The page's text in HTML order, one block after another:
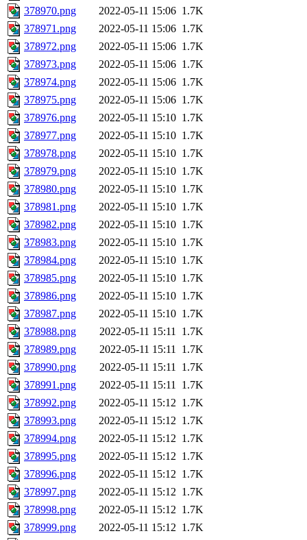
378970.png
2022-05-11 15:06 1.7K
378971.png
2022-05-11 15:06 1.7K
378972.png
2022-05-11 15:06 1.7K
378973.png
2022-05-11 15:06 1.7K
378974.png
2022-05-11 15:06 1.7K
378975.png
2022-05-11 15:06 1.7K
378976.png
2022-05-11 15:10 1.7K
378977.png
2022-05-11 15:10 1.7K
378978.png
2022-05-11 15:10 1.7K
378979.png
2022-05-11 15:10 1.7K
378980.png
2022-05-11 15:10 1.7K
378981.png
2022-05-11 15:10 1.7K
378982.png
2022-05-11 15:10 1.7K
378983.png
2022-05-11 15:10 1.7K
378984.png
2022-05-11 15:10 1.7K
378985.png
2022-05-11 15:10 1.7K
378986.png
2022-05-11 15:10 1.7K
378987.png
2022-05-11 15:10 1.7K
378988.png
2022-05-11 15:11 1.7K
378989.png
2022-05-11 15:11 1.7K
378990.png
2022-05-11 15:11 1.7K
378991.png
2022-05-11 15:11 1.7K
378992.png
2022-05-11 15:12 1.7K
378993.png
2022-05-11 15:12 1.7K
378994.png
2022-05-11 15:12 1.7K
378995.png
2022-05-11 15:12 1.7K
378996.png
2022-05-11 15:12 1.7K
378997.png
2022-05-11 15:12 1.7K
378998.png
2022-05-11 15:12 1.7K
378999.png
2022-05-11 15:12 1.7K